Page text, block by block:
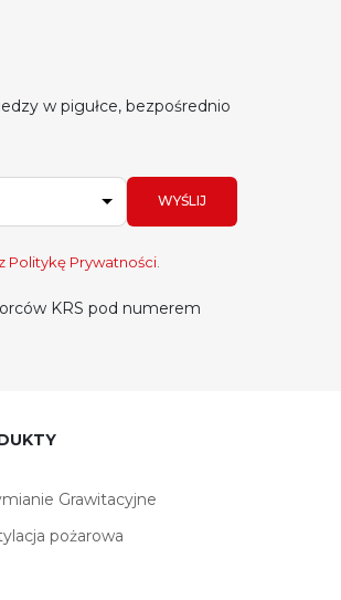
w pigułce, bezpośrednio
WYŚLIJ
Politykę Prywatności.
KRS pod numerem
Grawitacyjne
pożarowa